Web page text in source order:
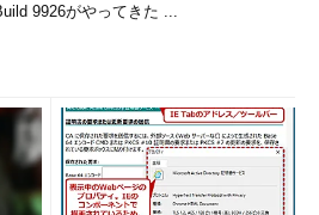
9926がやってきた ...